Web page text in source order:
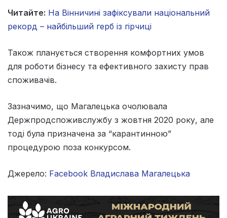
Читайте: На Вінничині зафіксували національний
рекорд – найбільший герб із гірчиці
Також планується створення комфортних умов
для роботи бізнесу та ефективного захисту прав
споживачів.
Зазначимо, що Магалецька очолювала
Держпродспоживслужбу з жовтня 2020 року, але
тоді була призначена за “карантинною”
процедурою поза конкурсом.
Джерело: Facebook Владислава Магалецька